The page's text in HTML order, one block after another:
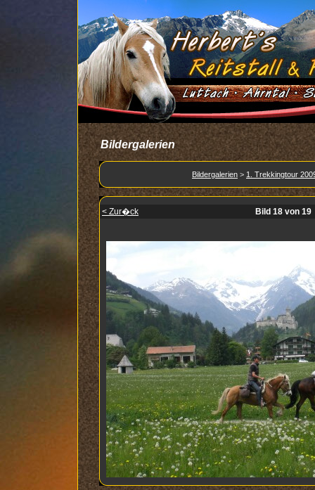
Bildergalerien
Bildergalerien > 1. Trekkingtour
< Zur�ck Bild 18 von 19